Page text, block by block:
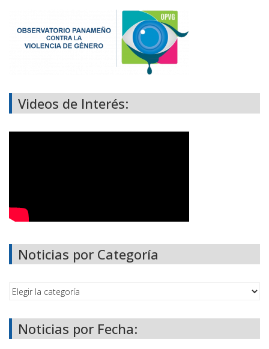
Videos de Interés:
Noticias por Categoría
Noticias por Fecha: